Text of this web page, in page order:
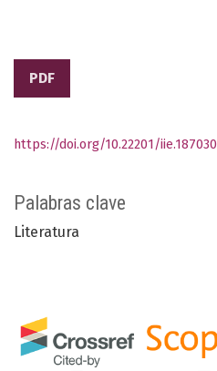
PDF
Palabras clave
Literatura
https://doi.org/10.22201/